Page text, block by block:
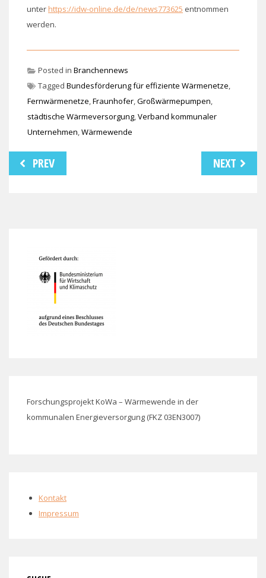
unter https://idw-online.de/de/news773625 entnommen
werden.
Posted in Branchennews
Tagged Bundesförderung für effiziente Wärmenetze,
Fernwärmenetze,Fraunhofer,Großwärmepumpen,
städtische Wärmeversorgung,Verband kommunaler
Unternehmen,Wärmewende
Beitragsnavigation
PREV NEXT
Forschungsprojekt KoWa – Wärmewende in der
kommunalen Energieversorgung (FKZ 03EN3007)
Kontakt
Impressum